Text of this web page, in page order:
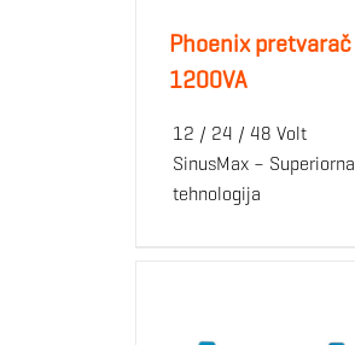
Phoenix pretvarač
1200VA
12 / 24 / 48 Volt
SinusMax – Superiorna
tehnologija